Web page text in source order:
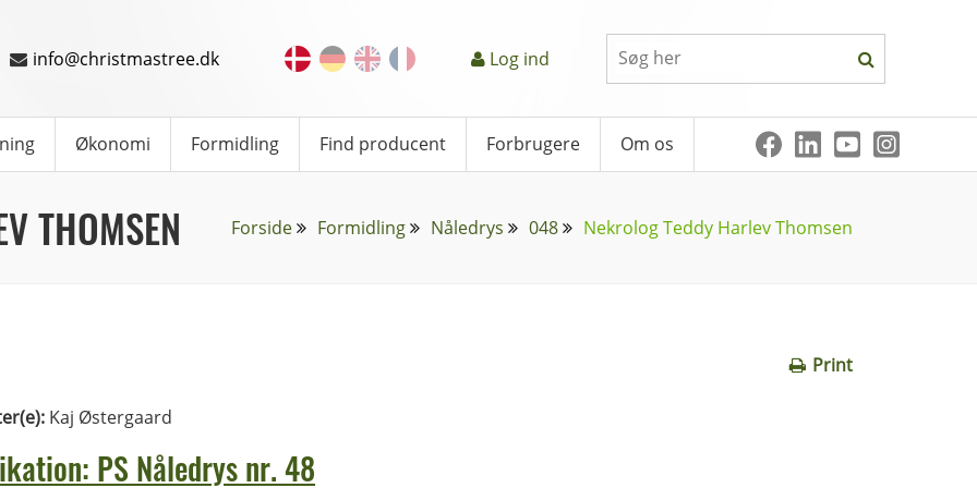
info@christmastree.dk Log ind
Økonomi Formidling Find producent Forbrugere Om os
THOMSEN Forside Formidling Nåledrys 048 Nekrolog Teddy Harlev Thomsen
Print
Kaj Østergaard
PS Nåledrys nr. 48